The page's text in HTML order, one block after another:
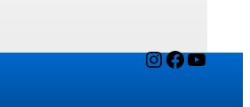
InstagramFacebook YouTube